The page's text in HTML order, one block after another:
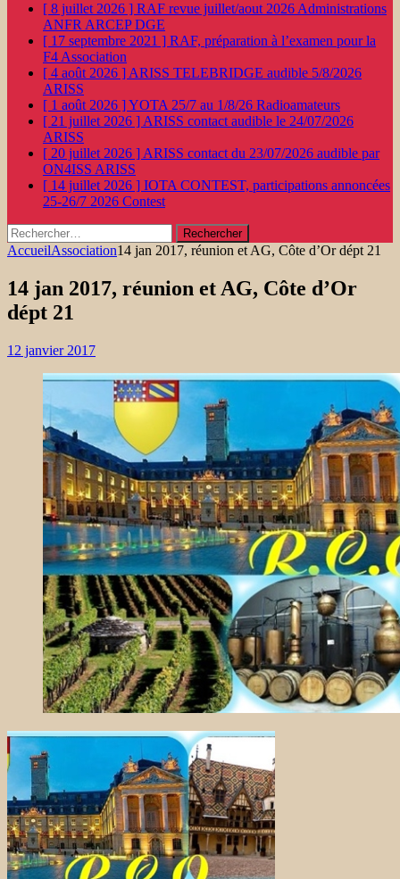
[ 8 juillet 2026 ] RAF revue juillet/aout 2026 Administrations
ANFR ARCEP DGE
[ 17 septembre 2021 ] RAF, préparation à l’examen pour la
F4 Association
[ 4 août 2026 ] ARISS TELEBRIDGE audible 5/8/2026
ARISS
[ 1 août 2026 ]YOTA 25/7 au 1/8/26 Radioamateurs
[ 21 juillet 2026 ] ARISS contact audible le 24/07/2026
ARISS
[ 20 juillet 2026 ] ARISS contact du 23/07/2026 audible par
ON4ISS ARISS
[ 14 juillet 2026 ] IOTA CONTEST, participations annoncées
25-26/7 2026 Contest
Rechercher :
AccueilAssociation14 jan 2017, réunion et AG, Côte d’Or dépt 21
14 jan 2017, réunion et AG, Côte d’Or
dépt 21
12 janvier 2017